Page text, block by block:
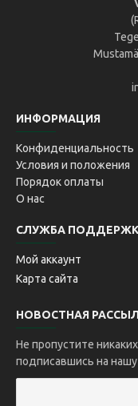
ИНФОРМАЦИЯ
Конфиденциальность
Условия и положения
Порядок оплаты
О нас
СЛУЖБА
Мой аккаунт
Карта сайта
НОВОСТНАЯ
Не пропустите
подписавшись на